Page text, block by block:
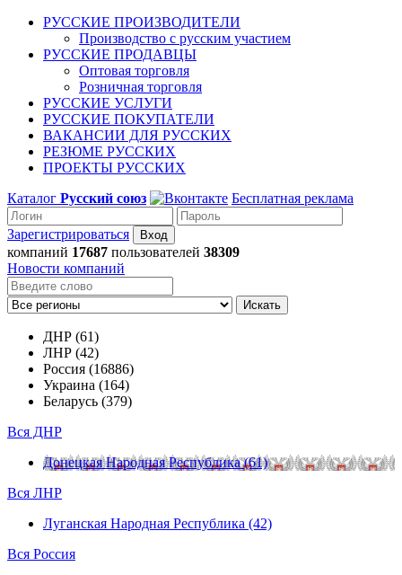
РУССКИЕ ПРОИЗВОДИТЕЛИ
Производство с русским участием
РУССКИЕ ПРОДАВЦЫ
Оптовая торговля
Розничная торговля
РУССКИЕ УСЛУГИ
РУССКИЕ ПОКУПАТЕЛИ
ВАКАНСИИ ДЛЯ РУССКИХ
РЕЗЮМЕ РУССКИХ
ПРОЕКТЫ РУССКИХ
Каталог Русский союз Бесплатная реклама
Зарегистрироваться
компаний 17687 пользователей 38309
Новости компаний
Искать
ДНР (61)
ЛНР (42)
Россия (16886)
Украина (164)
Беларусь (379)
Вся ДНР
Донецкая Народная Республика (61)
Вся ЛНР
Луганская Народная Республика (42)
Вся Россия